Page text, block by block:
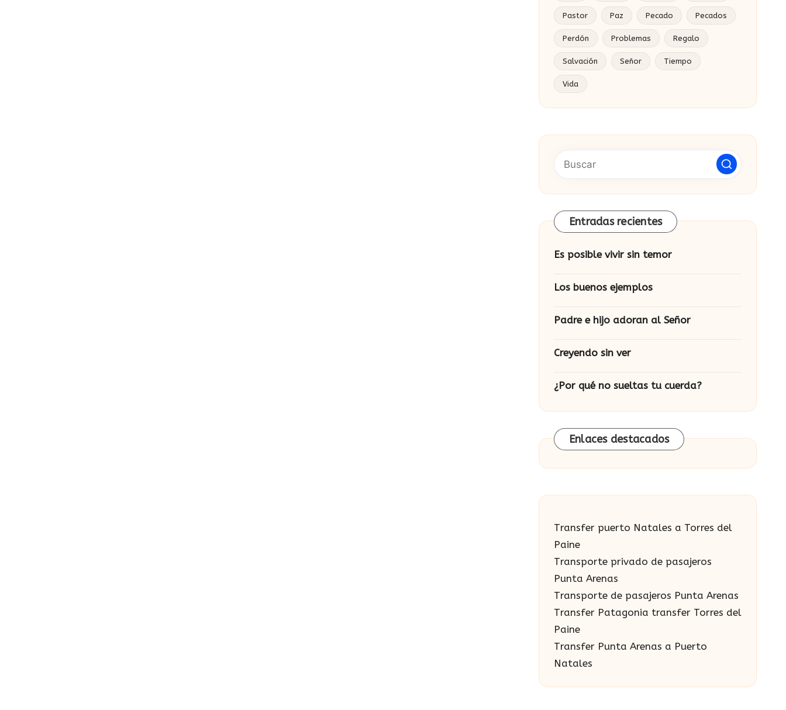
Pastor Paz Pecado Pecados
Perdón Problemas Regalo
Salvación Señor Tiempo
Vida
Entradas recientes
Es posible vivir sin temor
Los buenos ejemplos
Padre e hijo adoran al Señor
Creyendo sin ver
¿Por qué no sueltas tu cuerda?
Enlaces destacados
Transfer puerto Natales a Torres del
Paine
Transporte privado de pasajeros
Punta Arenas
Transporte de pasajeros Punta Arenas
Transfer Patagonia transfer Torres del
Paine
Transfer Punta Arenas a Puerto
Natales